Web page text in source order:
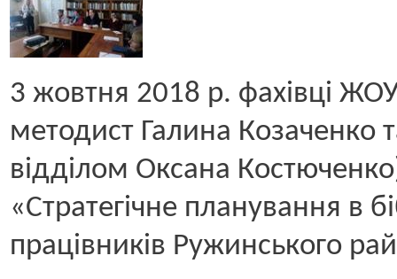
3 жовтня 2018 р. фахівці
методист Галина Козаченко
відділом Оксана
«Стратегічне планування в
працівників Ружинського